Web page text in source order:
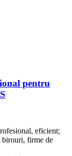
pentru
eficient;
birouri, firme de